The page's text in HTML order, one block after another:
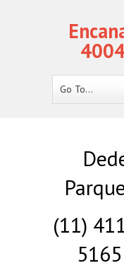
Go To...
(11)